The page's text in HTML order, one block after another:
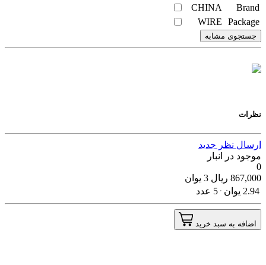
Brand
CHINA
Package
WIRE
جستجوی مشابه
نظرات
ارسال نظر جدید
موجود در انبار
0
867,000 ریال 3 یوان
2.94 یوان 5 عدد
اضافه به سبد خرید